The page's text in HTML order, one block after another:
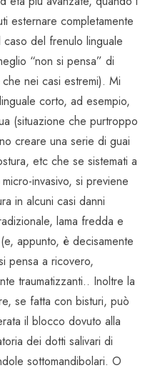
esternare completamente
del frenulo linguale
“non si pensa” di
nei casi estremi). Mi
corto, ad esempio,
(situazione che purtroppo
creare una serie di guai
etc che se sistemati a
invasivo, si previene
in alcuni casi danni
lama fredda e
appunto, è decisamente
pensa a ricovero,
traumatizzanti.. Inoltre la
se fatta con bisturi, può
il blocco dovuto alla
dei dotti salivari di
sottomandibolari. O